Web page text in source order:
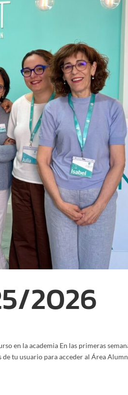
2026
en la academia En las primeras
tu usuario para acceder al Área